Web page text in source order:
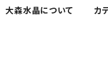
大森水晶について カ